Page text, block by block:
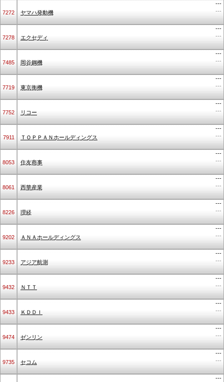
7272 ヤマハ発動機
---
---
7278 エクセディ
---
---
7485 岡谷鋼機
---
---
7719 東京衡機
---
---
7752 リコー
---
---
7911 ＴＯＰＰＡＮホールディングス
---
---
8053 住友商事
---
---
8061 西華産業
---
---
8226 理経
---
---
9202 ＡＮＡホールディングス
---
---
9233 アジア航測
---
---
9432 ＮＴＴ
---
---
9433 ＫＤＤＩ
---
---
9474 ゼンリン
---
---
9735 セコム
---
---
---